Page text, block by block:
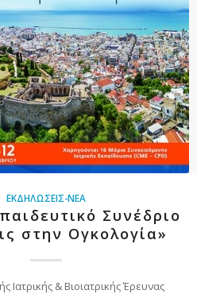
ΕΚΔΗΛΏΣΕΙΣ-ΝΈΑ
Συνέδριο
στην Ογκολογία»
Ιατρικής & Βιοιατρικής Έρευνας